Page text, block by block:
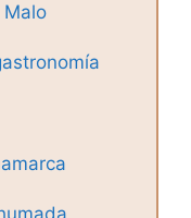
Malo